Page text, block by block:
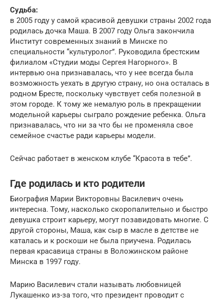
Судьба:
в 2005 году у самой красивой девушки страны 2002 года
родилась дочка Маша. В 2007 году Ольга закончила
Институт современных знаний в Минске по
специальности “культуролог”. Руководила брестским
филиалом «Студии моды Сергея Нагорного». В
интервью она признавалась, что у нее всегда была
возможность уехать в другую страну, но она осталась в
родном Бресте, поскольку чувствует себя полезной в
этом городе. К тому же немалую роль в прекращении
модельной карьеры сыграло рождение ребенка. Ольга
признавалась, что ни за что бы не променяла свое
семейное счастье ради карьеры модели.
Сейчас работает в женском клубе “Красота в тебе”.
Где родилась и кто родители
Биография Марии Викторовны Василевич очень
интересна. Тому, насколько скоропалительно и быстро
девушка строит карьеру, могут позавидовать многие. С
другой стороны, Маша, как сыр в масле в детстве не
каталась и к роскоши не была приучена. Родилась
первая красавица страны в Воложинском районе
Минска в 1997 году.
Марию Василевич стали называть любовницей
Лукашенко из-за того, что президент проводит с